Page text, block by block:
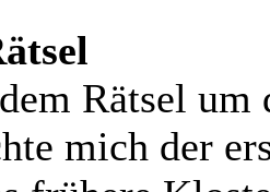
Rätsel
mich der